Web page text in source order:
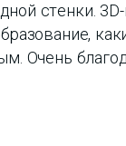
стенки.
Очень